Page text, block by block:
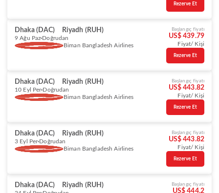
Rezerve Et
Dhaka (DAC) Riyadh (RUH)
9 Ağu Paz Doğrudan
Biman Bangladesh Airlines
Başlangıç fiyatı
US$ 439.79
Fiyat/ Kişi
Rezerve Et
Dhaka (DAC) Riyadh (RUH)
10 Eyl Per Doğrudan
Biman Bangladesh Airlines
Başlangıç fiyatı
US$ 443.82
Fiyat/ Kişi
Rezerve Et
Dhaka (DAC) Riyadh (RUH)
3 Eyl Per Doğrudan
Biman Bangladesh Airlines
Başlangıç fiyatı
US$ 443.82
Fiyat/ Kişi
Rezerve Et
Dhaka (DAC) Riyadh (RUH) Başlangıç fiyatı
US$ 444.2